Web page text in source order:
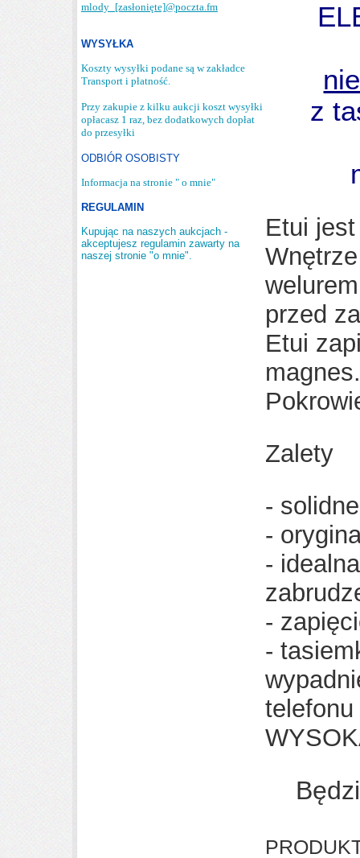
mlody_ [zasłonięte]@poczta.fm
WYSYŁKA
Koszty wysyłki podane są w zakładce
Transport i płatność.
Przy zakupie z kilku aukcji koszt wysyłki
opłacasz 1 raz, bez dodatkowych dopłat
do przesyłki
ODBIÓR OSOBISTY
Informacja na stronie " o mnie"
REGULAMIN
Kupując na naszych aukcjach -
akceptujesz regulamin zawarty na
naszej stronie "o mnie".
z
Etui
przed
Etui
magnes.
Zalety
-
-
-
-
-
telefonu